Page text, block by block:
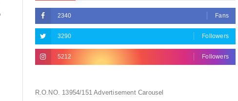
5212 Followers
R.O.NO. 13954/151 Advertisement Carousel